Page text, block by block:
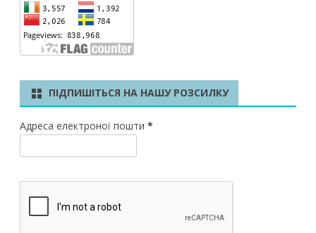
ПІДПИШІТЬСЯ НА НАШУ РОЗСИЛКУ
Адреса електроної пошти *